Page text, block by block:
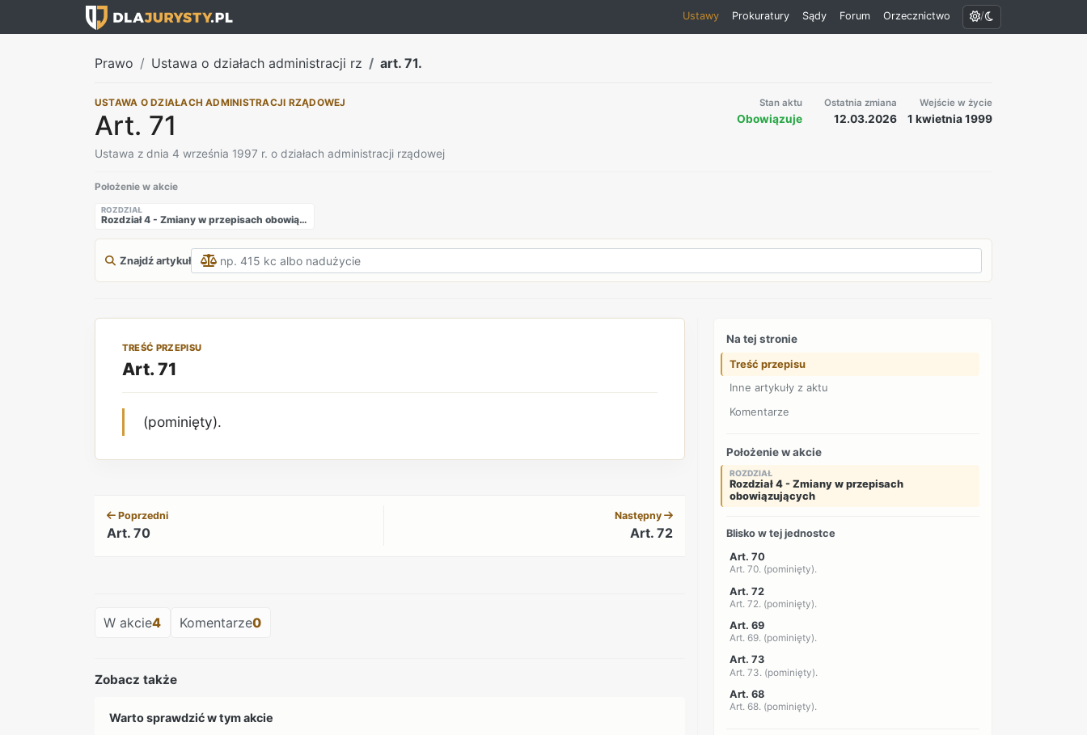
Ustawy Prokuratury Sądy Forum Orzecznictwo /
Prawo Ustawa o działach administracji rz art. 71.
USTAWA O DZIAŁACH ADMINISTRACJI RZĄDOWEJ
Art. 71
Ustawa z dnia 4 września 1997 r. o działach administracji rządowej
Stan aktu
Obowiązuje
Ostatnia zmiana
12.03.2026
Wejście w życie
1 kwietnia 1999
Położenie w akcie
ROZDZIAŁ
Rozdział 4 - Zmiany w przepisach obowiązujących
Znajdź artykuł
TREŚĆ PRZEPISU
Art. 71
(pominięty).
Poprzedni
Art. 70
Następny
Art. 72
W akcie4 Komentarze0
Zobacz także
Warto sprawdzić w tym akcie
Na tej stronie
Treść przepisu
Inne artykuły z aktu
Komentarze
Położenie w akcie
ROZDZIAŁ
Rozdział 4 - Zmiany w przepisach
obowiązujących
Blisko w tej jednostce
Art. 70
Art. 70. (pominięty).
Art. 72
Art. 72. (pominięty).
Art. 69
Art. 69. (pominięty).
Art. 73
Art. 73. (pominięty).
Art. 68
Art. 68. (pominięty).